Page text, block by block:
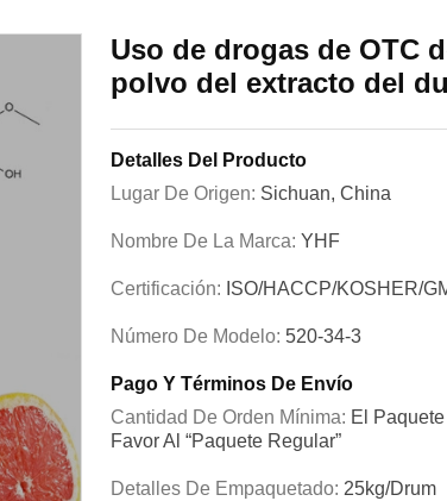
Uso de drogas de OTC
polvo del extracto del
Detalles Del Producto
Lugar De Origen: Sichuan, China
Nombre De La Marca: YHF
Certificación: ISO/HACCP/KOSHER/
Número De Modelo: 520-34-3
Pago Y Términos De Envío
Cantidad De Orden Mínima: El
Favor Al “paquete Regular”
Detalles De Empaquetado: 25kg/drum